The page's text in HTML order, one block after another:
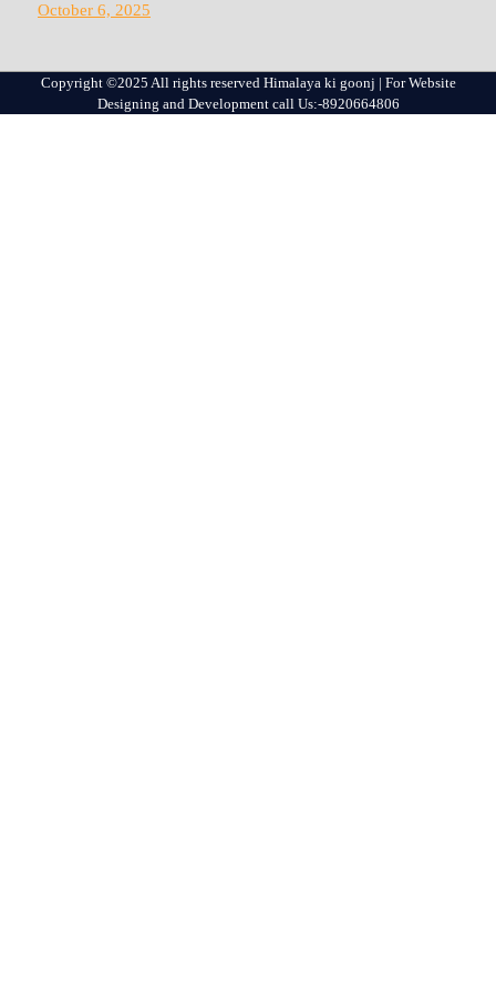
October 6, 2025
Copyright ©2025 All rights reserved Himalaya ki goonj | For Website
Designing and Development call Us:-8920664806